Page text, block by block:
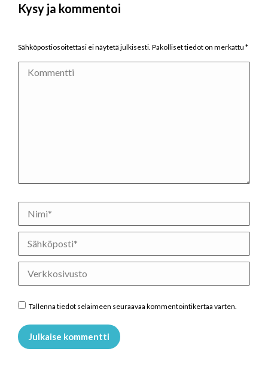
Kysy ja kommentoi
Sähköpostiosoitettasi ei näytetä julkisesti. Pakolliset tiedot on merkattu *
Kommentti
Nimi *
Sähköposti *
Verkkosivusto
Tallenna tiedot selaimeen seuraavaa kommentointikertaa varten.
Julkaise kommentti